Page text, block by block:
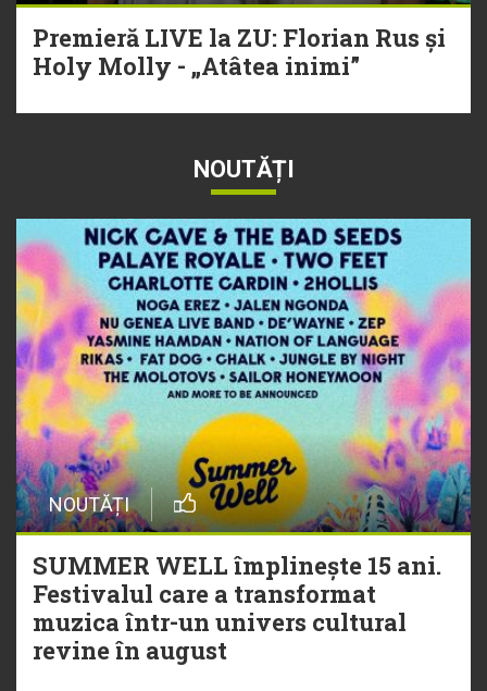
Premieră LIVE la ZU: Florian Rus și
Holy Molly - „Atâtea inimi”
NOUTĂȚI
NOUTĂȚI
SUMMER WELL împlinește 15 ani.
Festivalul care a transformat
muzica într-un univers cultural
revine în august